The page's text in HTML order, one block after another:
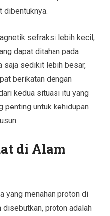
dibentuknya.
sefraksi lebih kecil,
dapat ditahan pada
saja sedikit lebih besar,
berikatan dengan
kedua situasi itu yang
penting untuk kehidupan
di Alam
yang menahan proton di
disebutkan, proton adalah